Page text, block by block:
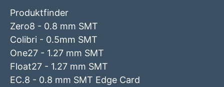
Produktfinder
Zero8 - 0.8 mm SMT
Colibri - 0.5mm SMT
One27 - 1.27 mm SMT
Float27 - 1.27 mm SMT
EC.8 - 0.8 mm SMT Edge Card